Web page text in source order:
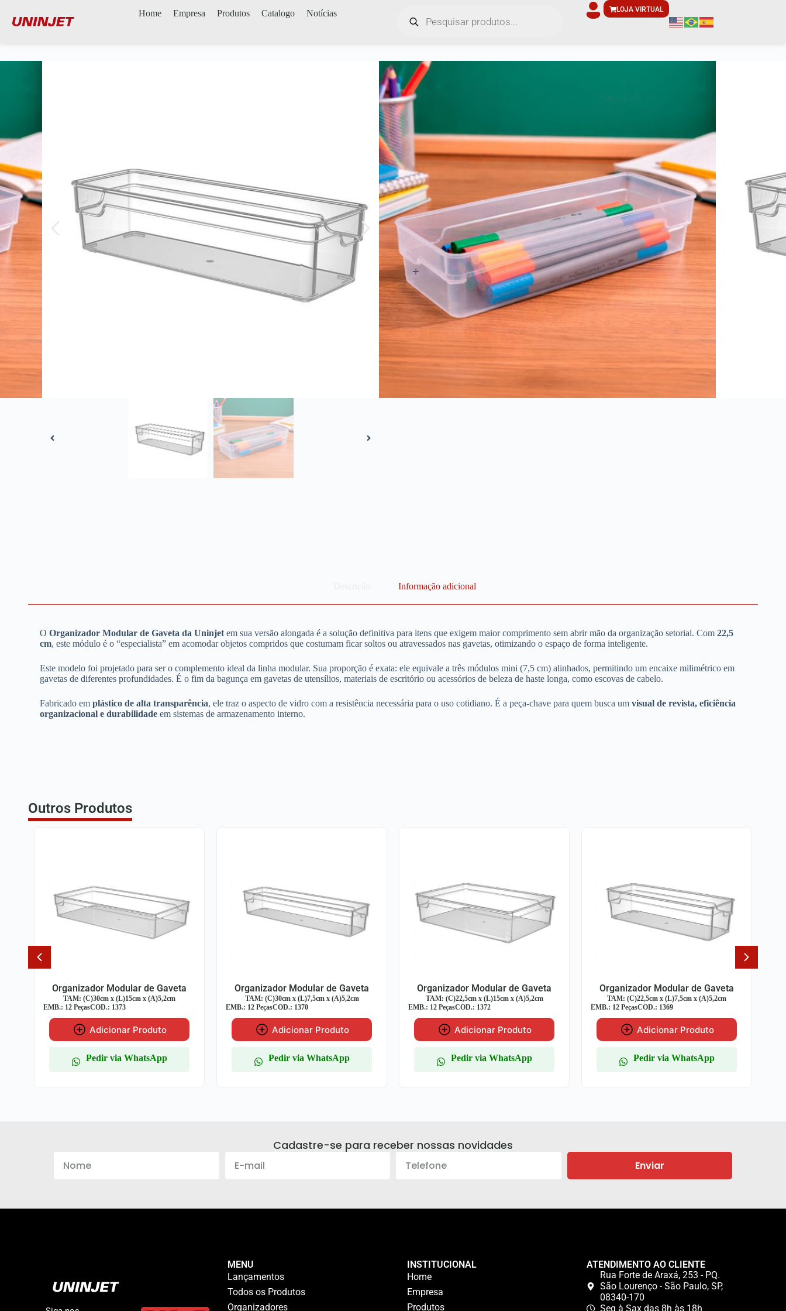
Home Empresa Produtos Catalogo Notícias LOJA VIRTUAL
Início/
Organizador Modular de Gaveta
Especificações Técnicas:
Embalagem: 12 Peças
Material: Plástico Polipropileno (PP)
Produto Atóxico
Cores Disponíveis:
Transparente
Código: 1369
Adicionar ao Orçamento
Pedir via WhatsApp
Compartilhar este Produto:
Informação adicional
O Organizador Modular de Gaveta da Uninjet em sua versão alongada é a solução definitiva para itens que exigem maior comprimento sem abrir mão da organização setorial. Com 22,5
cm, este módulo é o “especialista” em acomodar objetos compridos que costumam ficar soltos ou atravessados nas gavetas, otimizando o espaço de forma inteligente.
Este modelo foi projetado para ser o complemento ideal da linha modular. Sua proporção é exata: ele equivale a três módulos mini (7,5 cm) alinhados, permitindo um encaixe milimétrico em
gavetas de diferentes profundidades. É o fim da bagunça em gavetas de utensílios, materiais de escritório ou acessórios de beleza de haste longa, como escovas de cabelo.
Fabricado em plástico de alta transparência, ele traz o aspecto de vidro com a resistência necessária para o uso cotidiano. É a peça-chave para quem busca um visual de revista, eficiência
organizacional e durabilidade em sistemas de armazenamento interno.
Outros Produtos
Organizador Modular de Gaveta
TAM: (C)30cm x (L)7,5cm x (A)5,2cm
EMB.: 12 PeçasCOD.: 1370
Adicionar Produto
Pedir via WhatsApp
Organizador Modular de Gaveta
TAM: (C)22,5cm x (L)15cm x (A)5,2cm
EMB.: 12 PeçasCOD.: 1372
Adicionar Produto
Pedir via WhatsApp
Organizador Modular de Gaveta
TAM: (C)22,5cm x (L)7,5cm x (A)5,2cm
EMB.: 12 PeçasCOD.: 1369
Adicionar Produto
Pedir via WhatsApp
Organizador Modular de Gaveta
TAM: (C)15cm x (L)15cm x (A)5,2cm
EMB.: 12 PeçasCOD.: 1371
Adicionar Produto
Pedir via WhatsApp
Cadastre-se para receber nossas novidades
Enviar
MENU
Lançamentos
Todos os Produtos
Organizadores
INSTITUCIONAL
Home
Empresa
Produtos
ATENDIMENTO AO CLIENTE
Rua Forte de Araxá, 253 - PQ.
São Lourenço - São Paulo, SP,
08340-170
Seg à Sax das 8h às 18h